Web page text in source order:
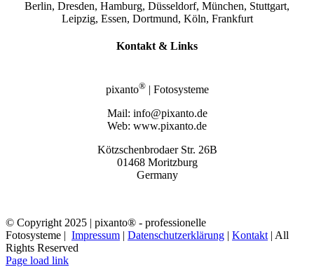
Berlin, Dresden, Hamburg, Düsseldorf, München, Stuttgart,
Leipzig, Essen, Dortmund, Köln, Frankfurt
Kontakt & Links
pixanto®| Fotosysteme
Mail: info@pixanto.de
Web: www.pixanto.de
Kötzschenbrodaer Str. 26B
01468 Moritzburg
Germany
© Copyright 2025 | pixanto® - professionelle
Fotosysteme | Impressum | Datenschutzerklärung | Kontakt | All
Rights Reserved
Page load link